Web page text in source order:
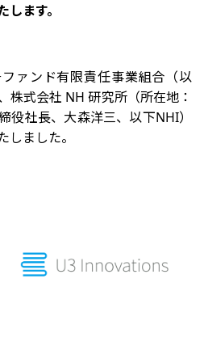
ます。
ァンド有限責任事業組合（以
株式会社 NH 研究所（所在地：
役社長、大森洋三、以下NHI）
しました。